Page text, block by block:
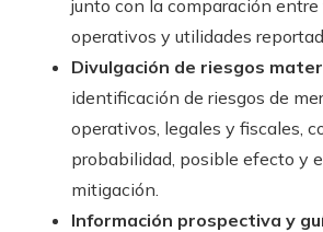
junto con la comparación entre
operativos y utilidades
Divulgación de riesgos
identificación de riesgos de
operativos, legales y fiscales,
probabilidad, posible efecto y
mitigación.
Información prospectiva y